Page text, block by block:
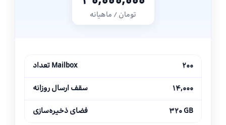
تومان / ماهیانه
تعداد Mailbox ۲۰۰
سقف ارسال روزانه ۱۴,۰۰۰
فضای ذخیره‌سازی ۳۲۰ GB